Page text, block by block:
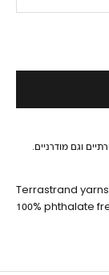
Terrastrand
100% phthalate